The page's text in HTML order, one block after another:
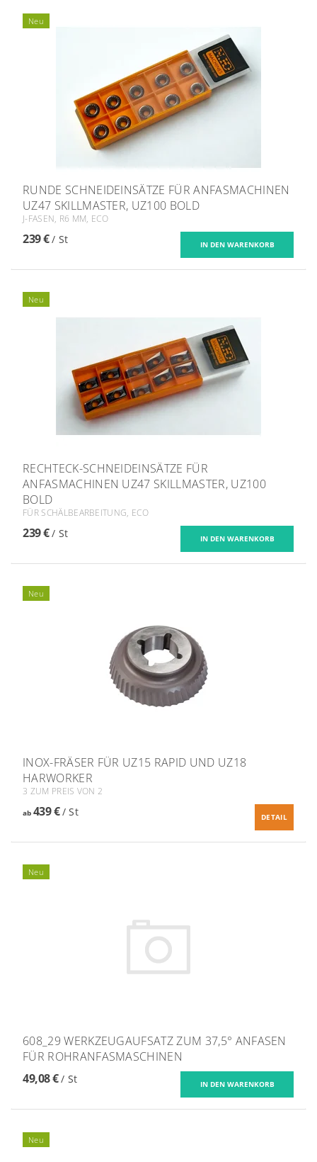
Neu
RUNDE SCHNEIDEINSÄTZE FÜR ANFASMACHINEN
UZ47 SKILLMASTER, UZ100 BOLD
J-FASEN, R6 MM, ECO
239 €/ St
Neu
RECHTECK-SCHNEIDEINSÄTZE FÜR
ANFASMACHINEN UZ47 SKILLMASTER, UZ100
BOLD
FÜR SCHÄLBEARBEITUNG, ECO
239 €/ St
Neu
​INOX-FRÄSER FÜR UZ15 RAPID UND UZ18
HARWORKER
3 ZUM PREIS VON 2
ab439 €/ St DETAIL
Neu
608_29 WERKZEUGAUFSATZ ZUM 37,5° ANFASEN
FÜR ROHRANFASMASCHINEN
49,08 €/ St
Neu